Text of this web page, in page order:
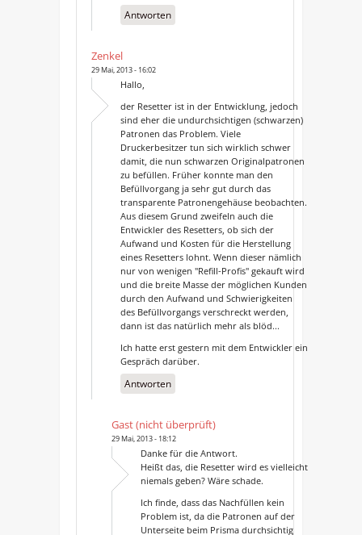
Antworten
Zenkel
29 Mai, 2013 - 16:02
Hallo,
der Resetter ist in der Entwicklung, jedoch
sind eher die undurchsichtigen (schwarzen)
Patronen das Problem. Viele
Druckerbesitzer tun sich wirklich schwer
damit, die nun schwarzen Originalpatronen
zu befüllen. Früher konnte man den
Befüllvorgang ja sehr gut durch das
transparente Patronengehäuse beobachten.
Aus diesem Grund zweifeln auch die
Entwickler des Resetters, ob sich der
Aufwand und Kosten für die Herstellung
eines Resetters lohnt. Wenn dieser nämlich
nur von wenigen "Refill-Profis" gekauft wird
und die breite Masse der möglichen Kunden
durch den Aufwand und Schwierigkeiten
des Befüllvorgangs verschreckt werden,
dann ist das natürlich mehr als blöd...
Ich hatte erst gestern mit dem Entwickler ein
Gespräch darüber.
Antworten
Gast (nicht überprüft)
29 Mai, 2013 - 18:12
Danke für die Antwort.
Heißt das, die Resetter wird es vielleicht
niemals geben? Wäre schade.
Ich finde, dass das Nachfüllen kein
Problem ist, da die Patronen auf der
Unterseite beim Prisma durchsichtig